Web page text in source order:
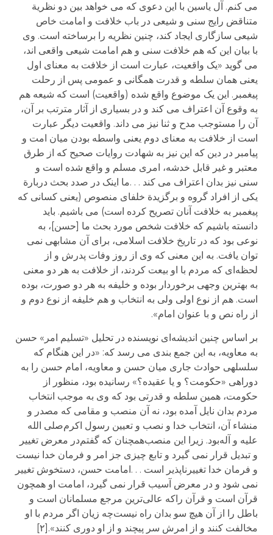
می کنم. آل یاسین با این دعوی که می خواهد بین دو نظریة
متناقض رایج سنی و شیعی در باب خلافت و امامت خاص
شیعی سازگاری ایجاد کند، چنین نظریه را برساخته است. وی
با بیان این که هم خلافت سنی و هم امامت شیعی واقعی اند،
می گوید «یک واقعیت، عبارت است از خلافت به معنای اول
یعنی همان سلطه و قدرت همگانی و عمومی پس از رحلت
پیغمبر. این یک موضوع واقع شده (واقعیت) است که شیعه هم
به وقوع آن اعتراف می کند و در بسیاری از آثار مترتب بر آن،
آن را مستوجب مدح و ثنا نیز می داند. واقعیت دیگر عبارت
است از خلافت به معنای دوم یعنی واسطه بودن میان امت و
پیامبر در دین که این نیز به شهادت روایات صحیح که از طرق
معتبر و غیر قابل خدشه، امری مسلم و واقع شده است و
سنی نیز بدان اعتراف می کند . . .ما اینک در صدد بحث دربارة
یکی از افراد گروه و برگزیدة خلفای منصوص (یعنی کسانی که
پیغمبر به خلافت آنان تصریح کرده است) می باشیم. باید
دانسته باشیم که خلافت شخص مورد بحث ما [حسن]، به
نوعی بود که در تاریخ خلافت اسلامی، برای آن مشابهی نمی
توان یافت. به این معنی که وی از روز وفات پدرش و از
لحظه‌ای که مردم با او بیعت کردند، از خلافت به هر دو معنی
به بهترین وجهی برخوردار بوده و خلیفه به هر دو صورت، بوده
است. هم از نوع اولی ولی به انتخاب و هم خلیفه از نوع دوم و
از راه نص و با عنوان امام».
بر اساس چنین اندیشه‌ای نویسنده در تحلیل «تسلیم امر» حسن
به معاویه، به این جمع بندی می رسد که: «در این هنگام که
سلسله­ی حوادث جاری میان حسن و معاویه، امام حسن را به
دوراهی «حکومت؟ و یا عقیده؟» رسانیده بود، منظور از
حکومت، همین سلطه و قدرتی بود که وی به موجب انتخاب
مردم بدان نایل آمده بود، نه آن منصب و مقامی که مصدر و
منشاء آن، انتخاب خدا و نصب و تعیین رسول اکرم‌صلی الله
علیه و آله‌بود. زیرا این منصب‌همچنان که گفتم‌در معرض تغییر
و تبدیل قرار نمی گیرد و تابع چیزی جز امر و فرمان خدا نیست
و فرمان خدا تغییرناپذیر است . . .امامت حسن، دستخوش تغییر
نمی شود و در معرض آسیب قرار نمی گیرد، امامت او همچون
قرآن است و قرآن را‌که عالی‌ترین مرجع مسلمانان است و
باطل را از آن هیچ سو بدان راه نیست‌چه زیان اگر مردم با او
مخالفت کنند و از امرش سر پیچند و از او دوری کنند».[۲]